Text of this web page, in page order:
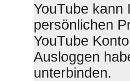
YouTube kann
persönlichen
YouTube
Ausloggen
unterbinden.